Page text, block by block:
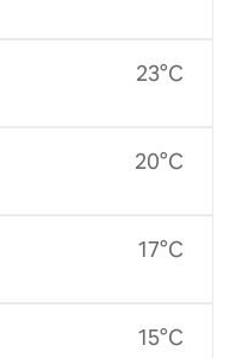
23°C
20°C
17°C
15°C